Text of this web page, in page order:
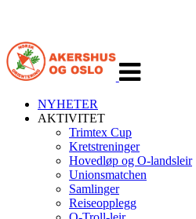
navigasjon
NYHETER
AKTIVITET
Trimtex Cup
Kretstreninger
Hovedløp og O-landsleir
Unionsmatchen
Samlinger
Reiseopplegg